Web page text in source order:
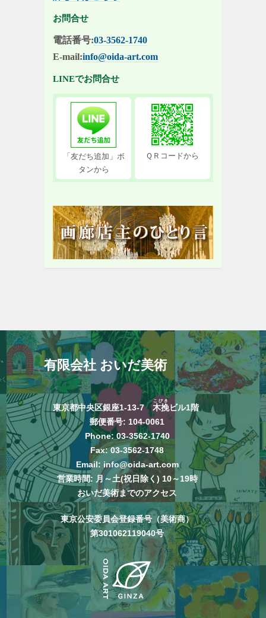
お問合せ
電話番号:03-3562-1740
E-mail:info@oida-art.com
LINEでお問合せ
「友だち追加」ボ
タンから
ＱＲコードから
有限会社 おいだ美術
東京都中央区銀座1-13-7木挽
こびき
ビル1階
郵便番号: 104-0061
Phone: 03-3562-1740
Fax: 03-3562-1748
Email: info@oida-art.com
営業時間: 月～土(祝日除く) 10～19時
おいだ美術までのアクセス
東京公安委員会登録番号（美術商）
第301062119040号